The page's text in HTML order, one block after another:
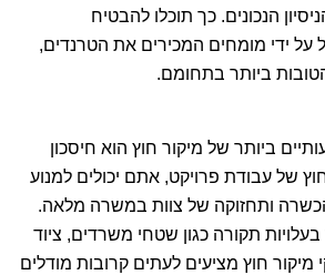
הנכונים. כך תוכלו להבטיח
על ידי מומחים המכירים את הטרנדים,
ביותר בתחומם.
ביותר של מיקור חוץ הוא חיסכון
חוץ של עבודת פרויקט, אתם יכולים למנוע
ותחזוקה של צוות במשרה מלאה.
תקורה כגון שטחי משרדים, ציוד
מיקור חוץ מציעים לעתים קרובות מודלים